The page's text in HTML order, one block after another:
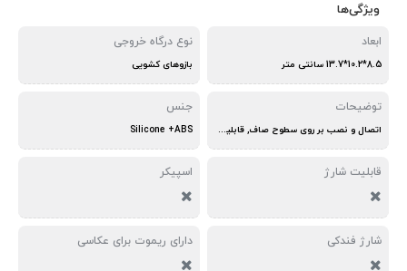
ویژگی‌ها
ابعاد
8.5*10.2*13.7 سانتی متر
نوع درگاه خروجی
بازوهای کشویی
توضیحات
اتصال و نصب بر روی سطوح صاف, قابلیت چرخش °360
جنس
Silicone +ABS
قابلیت شارژ اسپیکر
شارژ فندکی دارای ریموت برای عکاسی